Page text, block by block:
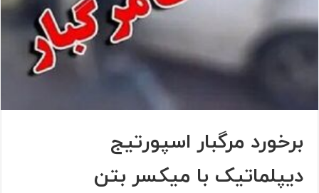
برخورد مرگبار اسپورتیج
دیپلماتیک با میکسر بتن